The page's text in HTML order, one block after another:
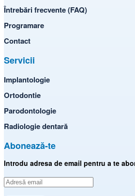
Întrebări frecvente (FAQ)
Programare
Contact
Servicii
Implantologie
Ortodontie
Parodontologie
Radiologie dentară
Abonează-te
Introdu adresa de email pentru a te
Adresă